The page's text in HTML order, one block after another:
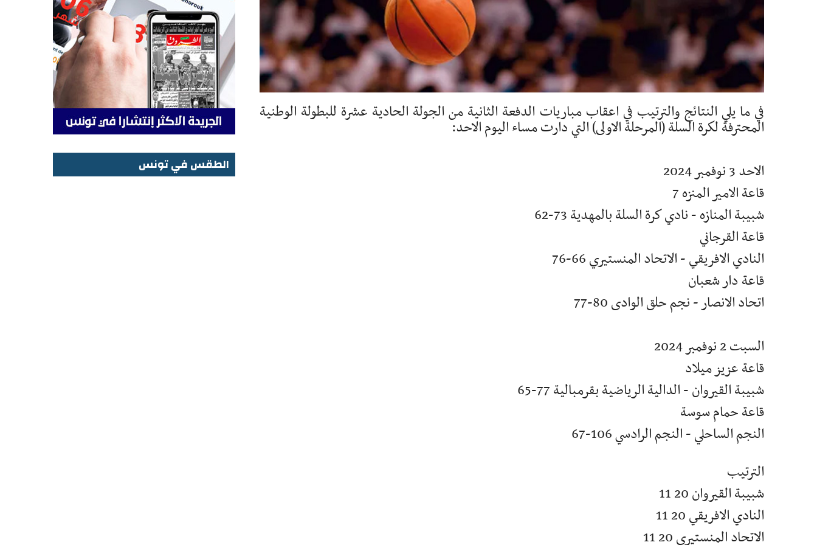
في ما يلي النتائج والترتيب في اعقاب مباريات الدفعة الثانية من الجولة الحادية عشرة للبطولة الوطنية
المحترفة لكرة السلة (المرحلة الاولى) التي دارت مساء اليوم الاحد:
الاحد 3 نوفمبر 2024
قاعة الامير المنزه 7
شبيبة المنازه - نادي كرة السلة بالمهدية 73-62
قاعة القرجاني
النادي الافريقي - الاتحاد المنستيري 66-76
قاعة دار شعبان
اتحاد الانصار - نجم حلق الوادى 80-77
السبت 2 نوفمبر 2024
قاعة عزيز ميلاد
شبيبة القيروان - الدالية الرياضية بقرمبالية 77-65
قاعة حمام سوسة
النجم الساحلي - النجم الرادسي 106-67
الترتيب
شبيبة القيروان 20 11
النادي الافريقي 20 11
الاتحاد المنستيري 20 11
الطقس في تونس